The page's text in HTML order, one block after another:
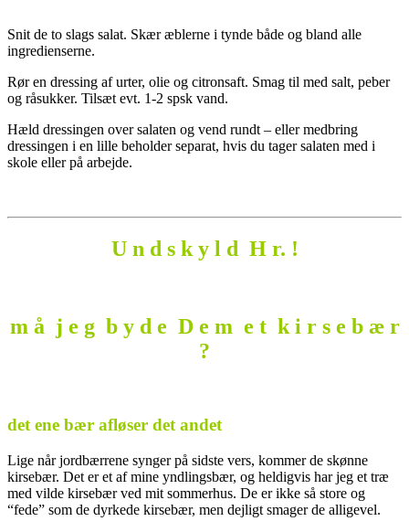
Snit de to slags salat. Skær æblerne i tynde både og bland alle
ingredienserne.
Rør en dressing af urter, olie og citronsaft. Smag til med salt, peber
og råsukker. Tilsæt evt. 1-2 spsk vand.
Hæld dressingen over salaten og vend rundt – eller medbring
dressingen i en lille beholder separat, hvis du tager salaten med i
skole eller på arbejde.
U n d s k y l d H r. !
m å j e g b y d e D e m e t k i r s e b æ r
?
det ene bær afløser det andet
Lige når jordbærrene synger på sidste vers, kommer de skønne
kirsebær. Det er et af mine yndlingsbær, og heldigvis har jeg et træ
med vilde kirsebær ved mit sommerhus. De er ikke så store og
“fede” som de dyrkede kirsebær, men dejligt smager de alligevel.